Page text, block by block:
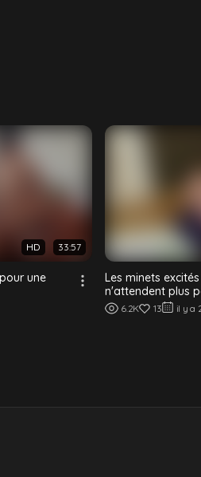
HD 33:57
une
Les minets
n'attendent plus
6.2K 13 il y a